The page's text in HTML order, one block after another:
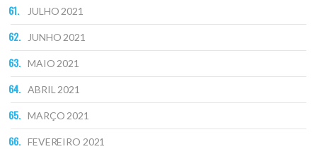
JULHO 2021
JUNHO 2021
MAIO 2021
ABRIL 2021
MARÇO 2021
FEVEREIRO 2021